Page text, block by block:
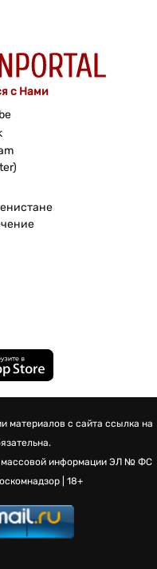
с Нами
материалов с сайта ссылка на
массовой информации ЭЛ № ФС
| 18+